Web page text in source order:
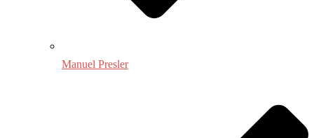
Manuel Presler